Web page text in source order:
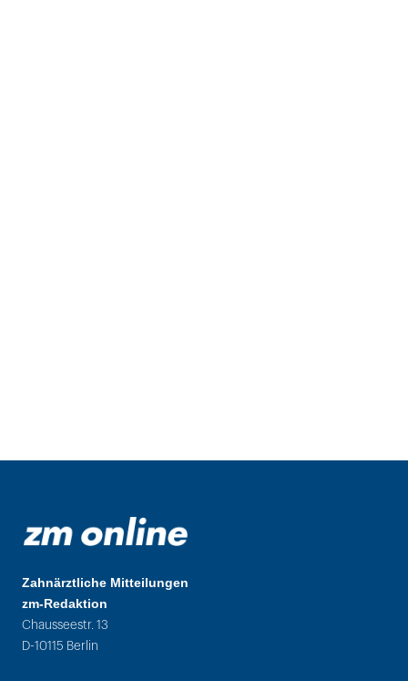
Zahnärztliche Mitteilungen
zm-Redaktion
Chausseestr. 13
D-10115 Berlin